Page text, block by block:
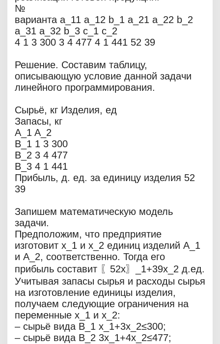
№
варианта a_11 a_12 b_1 a_21 a_22 b_2
a_31 a_32 b_3 c_1 c_2
4 1 3 300 3 4 477 4 1 441 52 39
Решение. Составим таблицу,
описывающую условие данной задачи
линейного программирования.
Сырьё, кг Изделия, ед
Запасы, кг
A_1 A_2
B_1 1 3 300
B_2 3 4 477
B_3 4 1 441
Прибыль, д. ед. за единицу изделия 52
39
Запишем математическую модель
задачи.
Предположим, что предприятие
изготовит x_1 и x_2 единиц изделий A_1
и A_2, соответственно. Тогда его
прибыль составит 〖52x〗_1+39x_2 д.ед.
Учитывая запасы сырья и расходы сырья
на изготовление единицы изделия,
получаем следующие ограничения на
переменные x_1 и x_2:
– сырьё вида B_1 x_1+3x_2≤300;
– сырьё вида B_2 3x_1+4x_2≤477;